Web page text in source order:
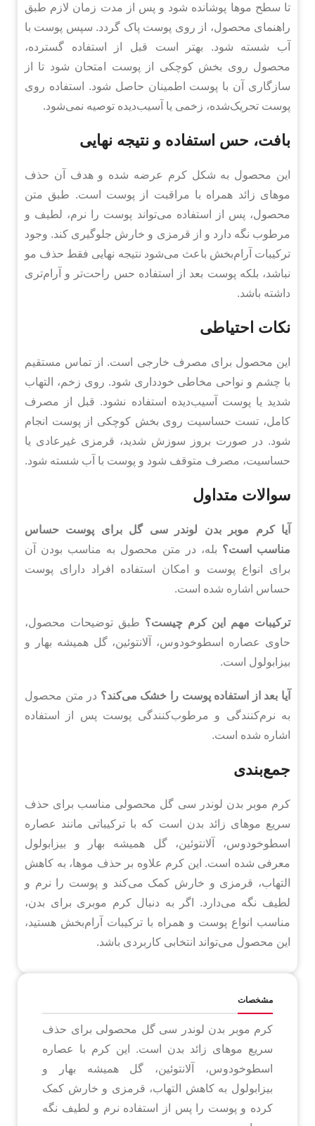
تا سطح موها پوشانده شود و پس از مدت زمان لازم طبق
راهنمای محصول، از روی پوست پاک گردد. سپس پوست با
آب شسته شود. بهتر است قبل از استفاده گسترده،
محصول روی بخش کوچکی از پوست امتحان شود تا از
سازگاری آن با پوست اطمینان حاصل شود. استفاده روی
پوست تحریک‌شده، زخمی یا آسیب‌دیده توصیه نمی‌شود.
بافت، حس استفاده و نتیجه نهایی
این محصول به شکل کرم عرضه شده و هدف آن حذف
موهای زائد همراه با مراقبت از پوست است. طبق متن
محصول، پس از استفاده می‌تواند پوست را نرم، لطیف و
مرطوب نگه دارد و از قرمزی و خارش جلوگیری کند. وجود
ترکیبات آرام‌بخش باعث می‌شود نتیجه نهایی فقط حذف مو
نباشد، بلکه پوست بعد از استفاده حس راحت‌تر و آرام‌تری
داشته باشد.
نکات احتیاطی
این محصول برای مصرف خارجی است. از تماس مستقیم
با چشم و نواحی مخاطی خودداری شود. روی زخم، التهاب
شدید یا پوست آسیب‌دیده استفاده نشود. قبل از مصرف
کامل، تست حساسیت روی بخش کوچکی از پوست انجام
شود. در صورت بروز سوزش شدید، قرمزی غیرعادی یا
حساسیت، مصرف متوقف شود و پوست با آب شسته شود.
سوالات متداول
آیا کرم موبر بدن لوندر سی گل برای پوست حساس
مناسب است؟ بله، در متن محصول به مناسب بودن آن
برای انواع پوست و امکان استفاده افراد دارای پوست
حساس اشاره شده است.
ترکیبات مهم این کرم چیست؟ طبق توضیحات محصول،
حاوی عصاره اسطوخودوس، آلانتوئین، گل همیشه بهار و
بیزابولول است.
آیا بعد از استفاده پوست را خشک می‌کند؟ در متن محصول
به نرم‌کنندگی و مرطوب‌کنندگی پوست پس از استفاده
اشاره شده است.
جمع‌بندی
کرم موبر بدن لوندر سی گل محصولی مناسب برای حذف
سریع موهای زائد بدن است که با ترکیباتی مانند عصاره
اسطوخودوس، آلانتوئین، گل همیشه بهار و بیزابولول
معرفی شده است. این کرم علاوه بر حذف موها، به کاهش
التهاب، قرمزی و خارش کمک می‌کند و پوست را نرم و
لطیف نگه می‌دارد. اگر به دنبال کرم موبری برای بدن،
مناسب انواع پوست و همراه با ترکیبات آرام‌بخش هستید،
این محصول می‌تواند انتخابی کاربردی باشد.
مشخصات
کرم موبر بدن لوندر سی گل محصولی برای حذف
سریع موهای زائد بدن است. این کرم با عصاره
اسطوخودوس، آلانتوئین، گل همیشه بهار و
بیزابولول به کاهش التهاب، قرمزی و خارش کمک
کرده و پوست را پس از استفاده نرم و لطیف نگه